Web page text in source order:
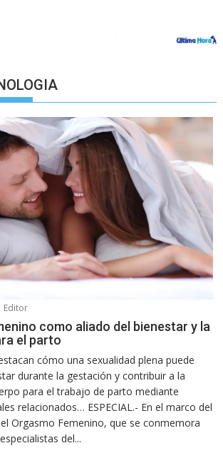
Editor
como aliado del bienestar y la
el parto
cómo una sexualidad plena puede
durante la gestación y contribuir a la
para el trabajo de parto mediante
relacionados… ESPECIAL.- En el marco del
Orgasmo Femenino, que se conmemora
del...